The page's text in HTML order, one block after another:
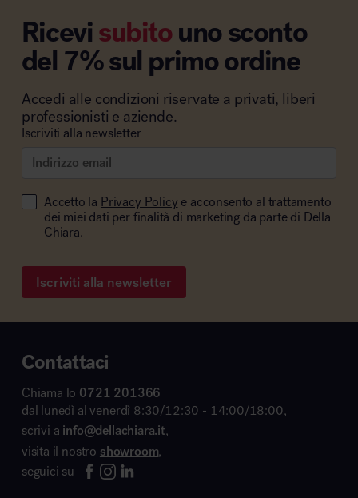
Ricevisubitouno sconto
del 7% sul primo ordine
Accedi alle condizioni riservate a privati, liberi
professionisti e aziende.
Iscriviti alla newsletter
Accetto la Privacy Policy e acconsento al trattamento
dei miei dati per finalità di marketing da parte di Della
Chiara.
Iscriviti alla newsletter
Contattaci
Chiama lo 0721 201366
dal lunedì al venerdì 8:30/12:30 - 14:00/18:00,
scrivi a info@dellachiara.it,
visita il nostro showroom,
seguici su